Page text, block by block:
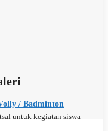
/ Badminton
untuk kegiatan siswa